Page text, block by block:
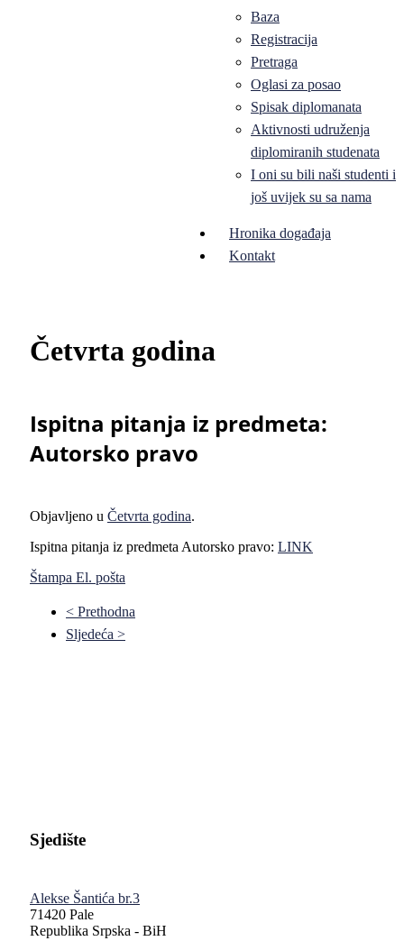
Baza
Registracija
Pretraga
Oglasi za posao
Spisak diplomanata
Aktivnosti udruženja
diplomiranih studenata
I oni su bili naši studenti i
još uvijek su sa nama
Hronika događaja
Kontakt
Četvrta godina
Ispitna pitanja iz predmeta:
Autorsko pravo
Objavljeno u Četvrta godina.
Ispitna pitanja iz predmeta Autorsko pravo: LINK
Štampa El. pošta
< Prethodna
Sljedeća >
Sjedište
Alekse Šantića br.3
71420 Pale
Republika Srpska - BiH